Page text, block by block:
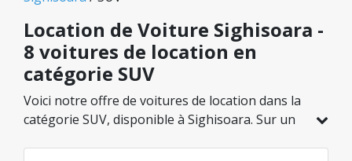
Location de Voiture Sighisoara -
8 voitures de location en
catégorie SUV
Voici notre offre de voitures de location dans la
catégorie SUV, disponible à Sighisoara. Sur un